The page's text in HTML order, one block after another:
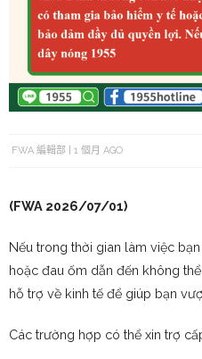
FWA 編輯部 1 個月 AGO
(FWA 2026/07/01)
Nếu trong thời gian làm việc
hoặc đau ốm dẫn đến không
hỗ trợ về kinh tế để giúp bạn
Các trường hợp có thể xin trợ